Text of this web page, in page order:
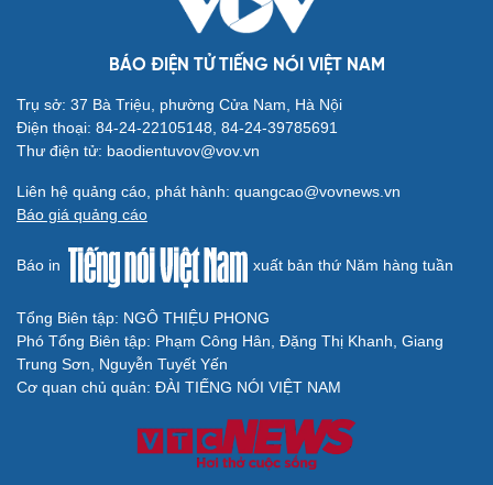
BÁO ĐIỆN TỬ TIẾNG NÓI VIỆT NAM
Trụ sở: 37 Bà Triệu, phường Cửa Nam, Hà Nội
Điện thoại: 84-24-22105148, 84-24-39785691
Thư điện tử: baodientuvov@vov.vn
Liên hệ quảng cáo, phát hành: quangcao@vovnews.vn
Báo giá quảng cáo
Báo in xuất bản thứ Năm hàng tuần
Tổng Biên tập: NGÔ THIỆU PHONG
Phó Tổng Biên tập: Phạm Công Hân, Đặng Thị Khanh, Giang
Trung Sơn, Nguyễn Tuyết Yến
Cơ quan chủ quản: ĐÀI TIẾNG NÓI VIỆT NAM